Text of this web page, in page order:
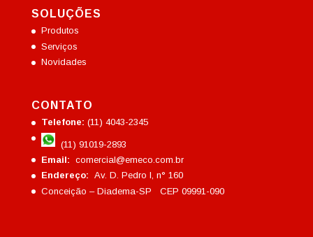
SOLUÇÕES
Produtos
Serviços
Novidades
CONTATO
Telefone: (11) 4043-2345
(11) 91019-2893
Email: comercial@emeco.com.br
Endereço: Av. D. Pedro I, n° 160
Conceição – Diadema-SP CEP 09991-090